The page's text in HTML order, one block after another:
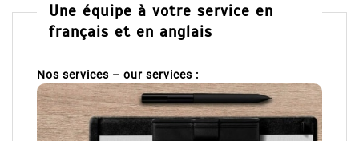
Une équipe à votre service en
français et en anglais
Nos services – our services :